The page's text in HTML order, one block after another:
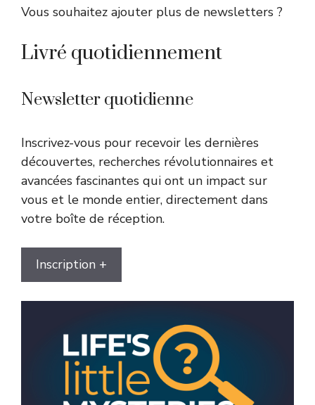
Vous souhaitez ajouter plus de newsletters ?
Livré quotidiennement
Newsletter quotidienne
Inscrivez-vous pour recevoir les dernières
découvertes, recherches révolutionnaires et
avancées fascinantes qui ont un impact sur
vous et le monde entier, directement dans
votre boîte de réception.
Inscription +